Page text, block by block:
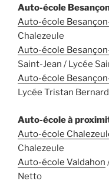
Auto-école
Auto-école
Chalezeule
Auto-école
Saint-Jean / Lycée
Auto-école
Lycée Tristan
Auto-école à
Auto-école
Chalezeule
Auto-école Valdahon
Netto